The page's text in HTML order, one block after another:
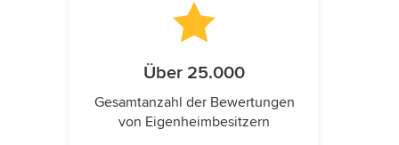
Über 25.000
Gesamtanzahl der Bewertungen
von Eigenheimbesitzern